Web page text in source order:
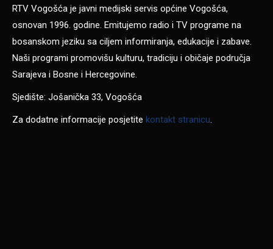
RTV Vogošća je javni medijski servis općine Vogošća,
osnovan 1996. godine. Emitujemo radio i TV programe na
bosanskom jeziku sa ciljem informiranja, edukacije i zabave.
Naši programi promovišu kulturu, tradiciju i običaje područja
Sarajeva i Bosne i Hercegovine.
Sjedište: Jošanička 33, Vogošća
Za dodatne informacije posjetite kontakt stranicu.